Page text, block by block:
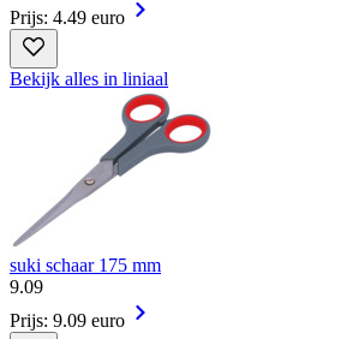
Prijs: 4.49 euro
Bekijk alles in liniaal
suki schaar 175 mm
9.09
Prijs: 9.09 euro